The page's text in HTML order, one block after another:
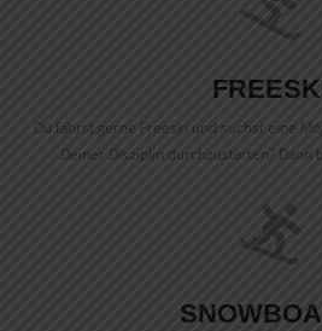
Du fährst gerne Freeski und suchst eine
Deiner Disziplin durchzustarten? Dann